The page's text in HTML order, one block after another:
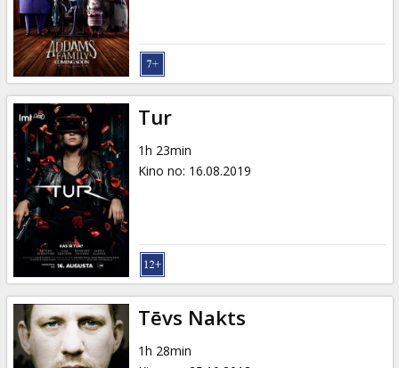
Tur
1h 23min
Kino no: 16.08.2019
Tēvs Nakts
1h 28min